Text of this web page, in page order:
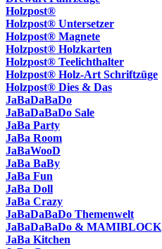
Holzpost®
Holzpost® Untersetzer
Holzpost® Magnete
Holzpost® Holzkarten
Holzpost® Teelichthalter
Holzpost® Holz-Art Schriftzüge
Holzpost® Dies & Das
JaBaDaBaDo
JaBaDaBaDo Sale
JaBa Party
JaBa Room
JaBaWooD
JaBa BaBy
JaBa Fun
JaBa Doll
JaBa Crazy
JaBaDaBaDo Themenwelt
JaBaDaBaDo & MAMIBLOCK
JaBa Kitchen